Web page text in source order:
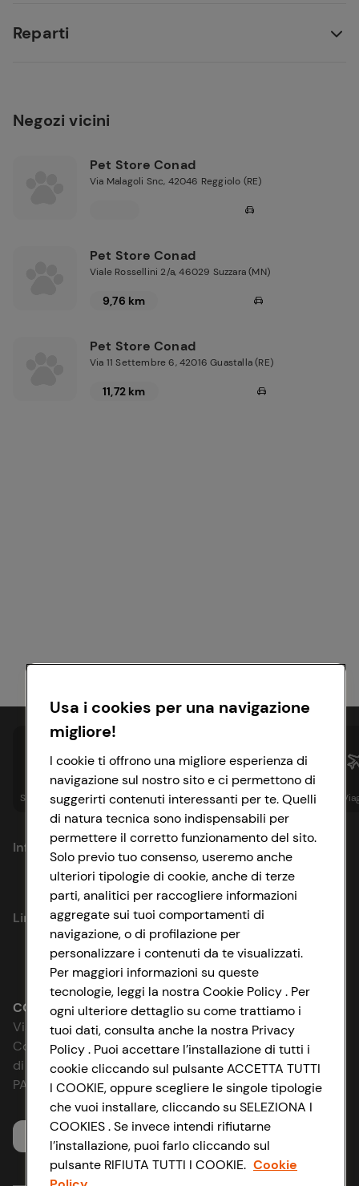
Reparti
Negozi vicini
Pet Store Conad
Via Malagoli Snc, 42046 Reggiolo (RE)
Pet Store Conad
Viale Rossellini 2/a, 46029 Suzzara (MN)
9,76 km
Pet Store Conad
Via 11 Settembre 6, 42016 Guastalla (RE)
11,72 km
Spesa online Assicurazioni Sapori& Istituzionale
Informazioni
Privacy Policy
Cookie Policy
Impostazioni Cookie
Accessibilità
D&I e Parità di Genere
Strategia Fiscale
Link utili
Lavora con noi
Le cooperative
News & Approfondimenti
Richiami prodotto
Whistleblowing
CONAD SOCIETÀ COOPERATIVA
Via Michelino, 59 | 40127 BOLOGNA
Codice Fiscale e Registro Imprese
di Bologna 00865960157
PARTITA IVA 03320960374
Usa i cookies per una navigazione
migliore!
I cookie ti offrono una migliore esperienza di
navigazione sul nostro sito e ci permettono di
suggerirti contenuti interessanti per te. Quelli
di natura tecnica sono indispensabili per
permettere il corretto funzionamento del sito.
Solo previo tuo consenso, useremo anche
ulteriori tipologie di cookie, anche di terze
parti, analitici per raccogliere informazioni
aggregate sui tuoi comportamenti di
navigazione, o di profilazione per
personalizzare i contenuti da te visualizzati.
Per maggiori informazioni su queste
tecnologie, leggi la nostra Cookie Policy . Per
ogni ulteriore dettaglio su come trattiamo i
tuoi dati, consulta anche la nostra Privacy
Policy . Puoi accettare l’installazione di tutti i
cookie cliccando sul pulsante ACCETTA TUTTI
I COOKIE, oppure scegliere le singole tipologie
che vuoi installare, cliccando su SELEZIONA I
COOKIES . Se invece intendi rifiutarne
l’installazione, puoi farlo cliccando sul
pulsante RIFIUTA TUTTI I COOKIE. Cookie